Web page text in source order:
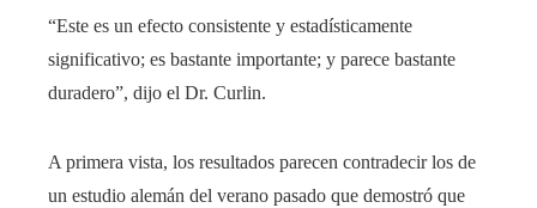
“Este es un efecto consistente y estadísticamente
significativo; es bastante importante; y parece bastante
duradero”, dijo el Dr. Curlin.
A primera vista, los resultados parecen contradecir los de
un estudio alemán del verano pasado que demostró que